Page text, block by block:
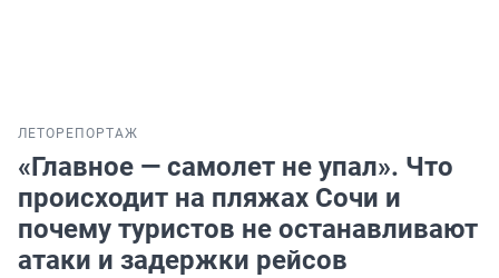
ЛЕТО РЕПОРТАЖ
«Главное — самолет не упал». Что
происходит на пляжах Сочи и
почему туристов не останавливают
атаки и задержки рейсов